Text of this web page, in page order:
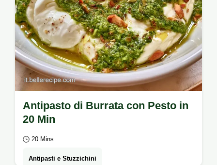
Antipasto di Burrata con Pesto in
20 Min
20 Mins
Antipasti e Stuzzichini